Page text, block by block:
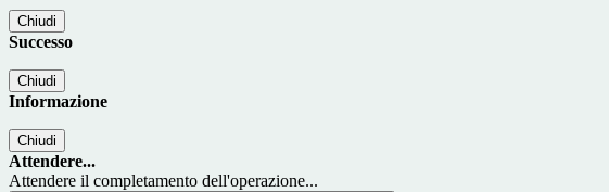
Chiudi
Successo
Chiudi
Informazione
Chiudi
Attendere...
Attendere il completamento dell'operazione...